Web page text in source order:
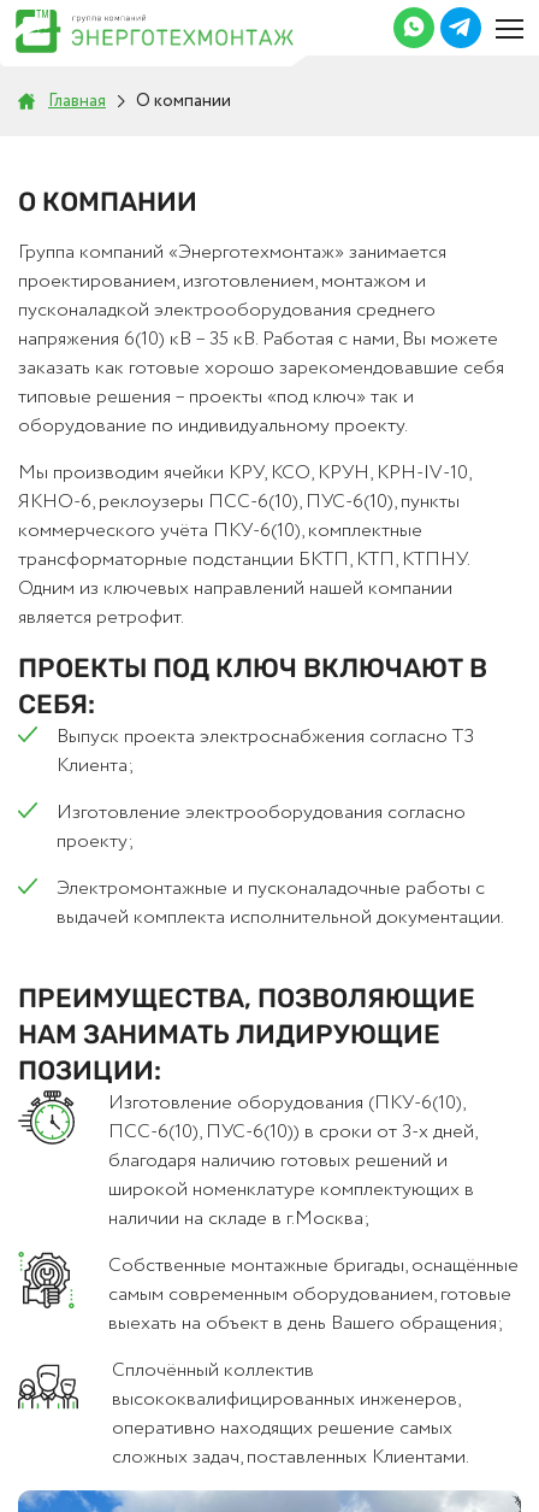
Главная О компании
О КОМПАНИИ
Группа компаний «Энерготехмонтаж» занимается
проектированием, изготовлением, монтажом и
пусконаладкой электрооборудования среднего
напряжения 6(10) кВ – 35 кВ. Работая с нами, Вы можете
заказать как готовые хорошо зарекомендовавшие себя
типовые решения – проекты «под ключ» так и
оборудование по индивидуальному проекту.
Мы производим ячейки КРУ, КСО, КРУН, КРН-IV-10,
ЯКНО-6, реклоузеры ПСС-6(10), ПУС-6(10), пункты
коммерческого учёта ПКУ-6(10), комплектные
трансформаторные подстанции БКТП, КТП, КТПНУ.
Одним из ключевых направлений нашей компании
является ретрофит.
ПРОЕКТЫ ПОД КЛЮЧ ВКЛЮЧАЮТ В
СЕБЯ:
Выпуск проекта электроснабжения согласно ТЗ
Клиента;
Изготовление электрооборудования согласно
проекту;
Электромонтажные и пусконаладочные работы с
выдачей комплекта исполнительной документации.
ПРЕИМУЩЕСТВА, ПОЗВОЛЯЮЩИЕ
НАМ ЗАНИМАТЬ ЛИДИРУЮЩИЕ
ПОЗИЦИИ:
Изготовление оборудования (ПКУ-6(10),
ПСС-6(10), ПУС-6(10)) в сроки от 3-х дней,
благодаря наличию готовых решений и
широкой номенклатуре комплектующих в
наличии на складе в г.Москва;
Собственные монтажные бригады, оснащённые
самым современным оборудованием, готовые
выехать на объект в день Вашего обращения;
Сплочённый коллектив
высококвалифицированных инженеров,
оперативно находящих решение самых
сложных задач, поставленных Клиентами.